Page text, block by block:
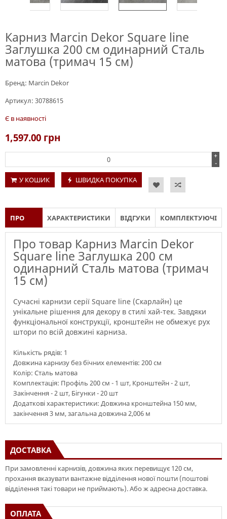
Карниз Marcin Dekor Square line
Заглушка 200 см одинарний Сталь
матова (тримач 15 см)
Бренд: Marcin Dekor
Артикул: 30788615
Є в наявності
1,597.00 грн
+
-
У КОШИК
ШВИДКА ПОКУПКА
ПРО ХАРАКТЕРИСТИКИ ВІДГУКИ КОМПЛЕКТУЮЧІ
Про товар Карниз Marcin Dekor
Square line Заглушка 200 см
одинарний Сталь матова (тримач
15 см)
Сучасні карнизи серії Square line (Скарлайн) це
унікальне рішення для декору в стилі хай-тек. Завдяки
функціональної конструкції, кронштейн не обмежує рух
штори по всій довжині карниза.
Кількість рядів: 1
Довжина карнизу без бічних елементів: 200 см
Колір: Сталь матова
Комплектація: Профіль 200 см - 1 шт, Кронштейн - 2 шт,
Закінчення - 2 шт, Бігунки - 20 шт
Додаткові характеристики: Довжина кронштейна 150 мм,
закінчення 3 мм, загальна довжина 2,006 м
ДОСТАВКА
При замовленні карнизів, довжина яких перевищує 120 см,
прохання вказувати вантажне відділення нової пошти (поштові
відділення такі товари не приймають). Або ж адресна доставка.
ОПЛАТА